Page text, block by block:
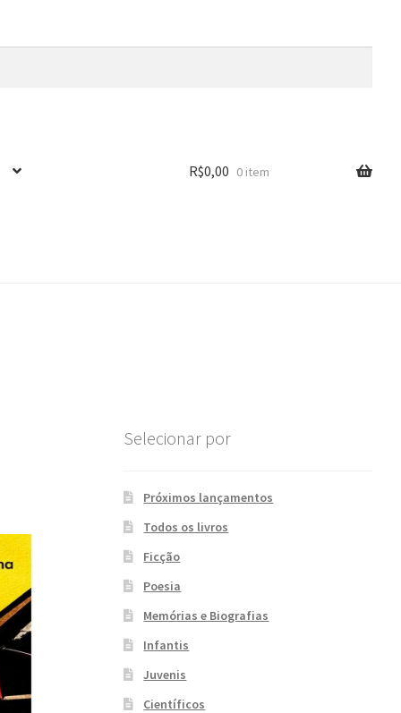
R$0,00 0 item
Selecionar por
Próximos lançamentos
Todos os livros
Ficção
Poesia
Memórias e Biografias
Infantis
Juvenis
Científicos